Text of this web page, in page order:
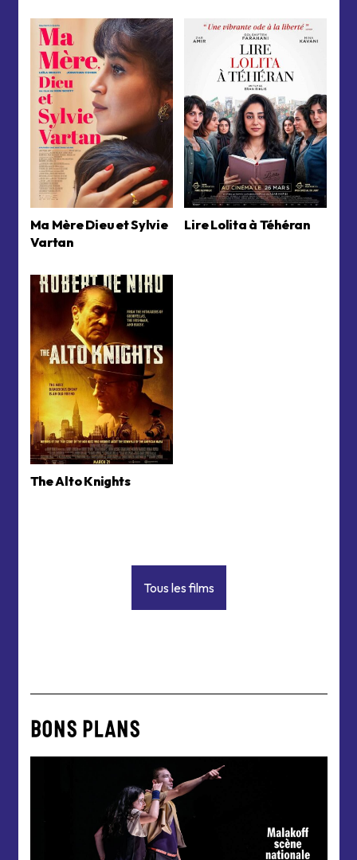
Ma Mère Dieu et Sylvie
Vartan
Lire Lolita à Téhéran
The Alto Knights
Tous les films
BONS PLANS